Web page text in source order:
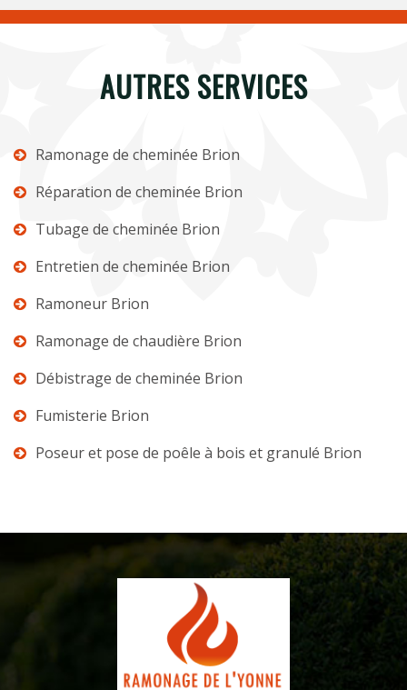
AUTRES SERVICES
Ramonage de cheminée Brion
Réparation de cheminée Brion
Tubage de cheminée Brion
Entretien de cheminée Brion
Ramoneur Brion
Ramonage de chaudière Brion
Débistrage de cheminée Brion
Fumisterie Brion
Poseur et pose de poêle à bois et granulé Brion